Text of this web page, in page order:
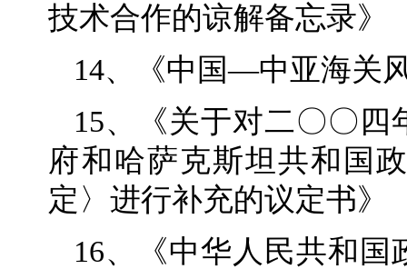
技术合作的谅解备忘录》
14、《中国—中亚海关
15、《关于对二〇〇
府和哈萨克斯坦共和国
定〉进行补充的议定书》
16、《中华人民共和